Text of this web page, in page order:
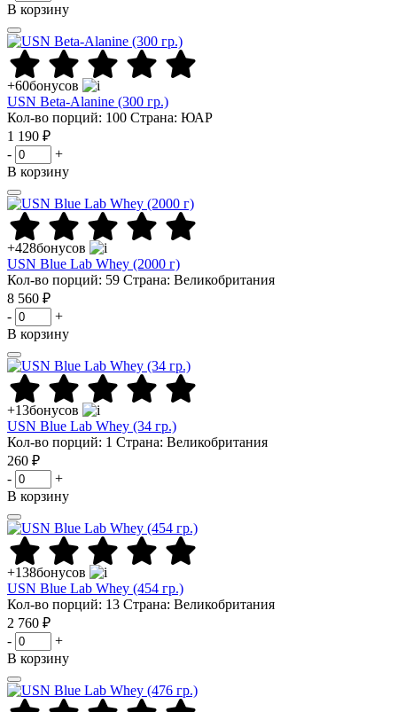
В корзину
+60бонусов
USN Beta-Alanine (300 гр.)
Кол-во порций: 100 Страна: ЮАР
1 190 ₽
-
+
В корзину
+428бонусов
USN Blue Lab Whey (2000 г)
Кол-во порций: 59 Страна: Великобритания
8 560 ₽
-
+
В корзину
+13бонусов
USN Blue Lab Whey (34 гр.)
Кол-во порций: 1 Страна: Великобритания
260 ₽
-
+
В корзину
+138бонусов
USN Blue Lab Whey (454 гр.)
Кол-во порций: 13 Страна: Великобритания
2 760 ₽
-
+
В корзину